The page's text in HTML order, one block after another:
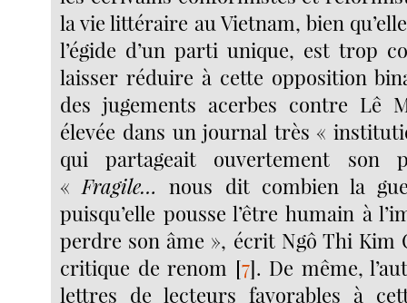
la vie littéraire au Vietnam, bien
l’égide d’un parti unique, est trop
laisser réduire à cette opposition
des jugements acerbes contre Lê
élevée dans un journal très «
qui partageait ouvertement
« Fragile… nous dit combien la
puisqu’elle pousse l’être humain à
perdre son âme », écrit Ngô Thi Kim
critique de renom [7]. De même,
lettres de lecteurs favorables à